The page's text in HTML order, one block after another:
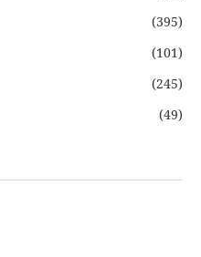
(395)
(101)
(245)
(49)